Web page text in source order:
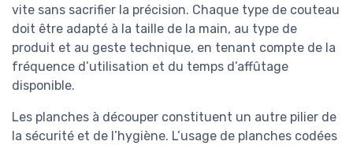
vite sans sacrifier la précision. Chaque type de couteau
doit être adapté à la taille de la main, au type de
produit et au geste technique, en tenant compte de la
fréquence d’utilisation et du temps d’affûtage
disponible.
Les planches à découper constituent un autre pilier de
la sécurité et de l’hygiène. L’usage de planches codées